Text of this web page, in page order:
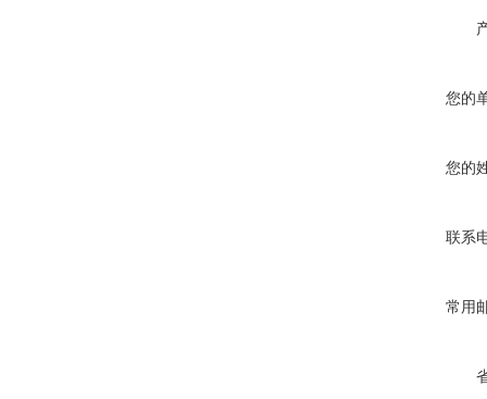
您的
您的
联系
常用